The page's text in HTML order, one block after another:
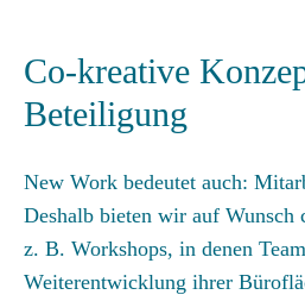
Co-kreative
Beteiligung
New Work bedeutet auch:
Deshalb bieten wir auf Wunsch
z. B. Workshops, in denen
Weiterentwicklung ihrer